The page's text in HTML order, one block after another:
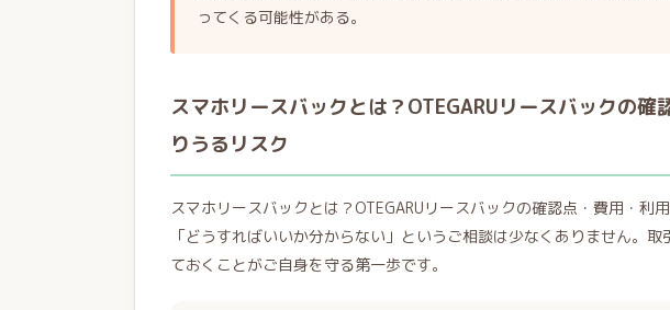
ってくる可能性がある。
スマホリースバックとは？OTEGARUリースバックの
りうるリスク
スマホリースバックとは？OTEGARUリースバックの確認点・費用・利
「どうすればいいか分からない」というご相談は少なくありません。
ておくことがご自身を守る第一歩です。